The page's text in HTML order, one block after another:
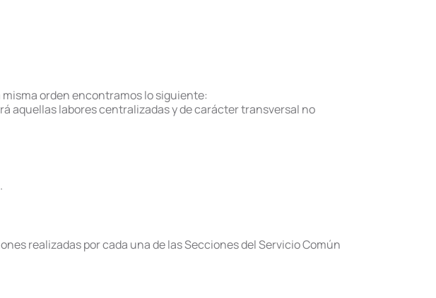
orden encontramos lo siguiente:
aquellas labores centralizadas y de carácter transversal no
realizadas por cada una de las Secciones del Servicio Común